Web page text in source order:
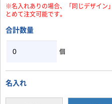
※名入れありの場合、「同じデザイン
とめて注文可能です。
合計数量
個
名入れ